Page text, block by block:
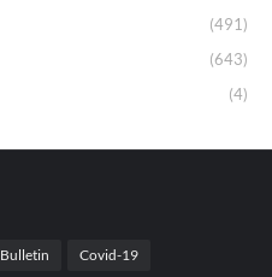
(491)
(643)
(4)
Bulletin Covid-19